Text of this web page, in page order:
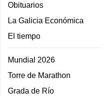
Obituarios
La Galicia Económica
El tiempo
Mundial 2026
Torre de Marathon
Grada de Río